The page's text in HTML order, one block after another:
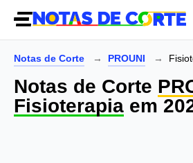
Notas de Corte PROUNI
Notas de Corte
Fisioterapia em